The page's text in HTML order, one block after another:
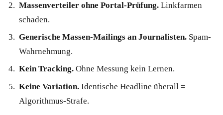
Massenverteiler ohne Portal-Prüfung.Linkfarmen
schaden.
Generische Massen-Mailings an Journalisten.Spam-
Wahrnehmung.
Kein Tracking.Ohne Messung kein Lernen.
Keine Variation.Identische Headline überall =
Algorithmus-Strafe.